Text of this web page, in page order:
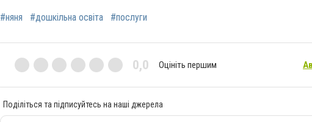
#няня #дошкільна освіта #послуги
0,0 Оцініть першим
Поділіться та підписуйтесь на наші джерела